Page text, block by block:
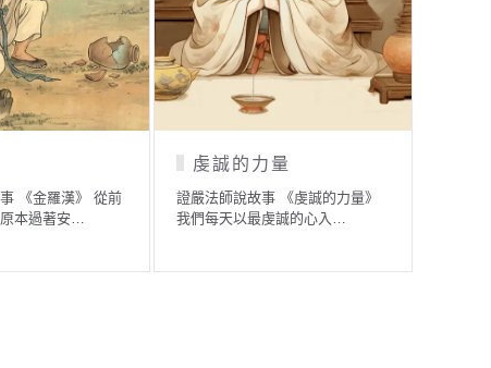
證嚴法師說故事 《稚兒虔心供
佛》 佛陀在舍衛國祇園精舍時，
福禍自造
證嚴法師說故事 《福禍自造》
《雜寶藏經》記載一段故事…